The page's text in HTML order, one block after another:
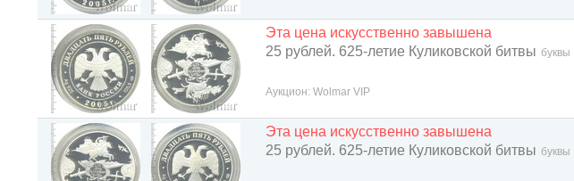
Эта цена искусственно завышена
25 рублей. 625-летие Куликовской битвы буквы
Аукцион: Wolmar VIP
Эта цена искусственно завышена
25 рублей. 625-летие Куликовской битвы буквы